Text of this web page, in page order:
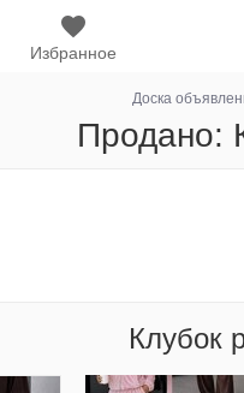
Избранное
Доска
Продано:
Клубок